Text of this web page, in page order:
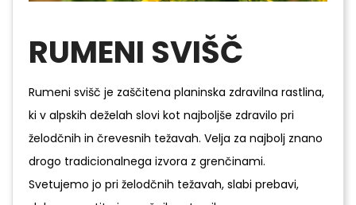
RUMENI SVIŠČ
Rumeni svišč je zaščitena planinska zdravilna rastlina,
ki v alpskih deželah slovi kot najboljše zdravilo pri
želodčnih in črevesnih težavah. Velja za najbolj znano
drogo tradicionalnega izvora z grenčinami.
Svetujemo jo pri želodčnih težavah, slabi prebavi,